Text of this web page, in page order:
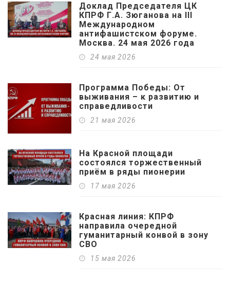
Доклад Председателя ЦК
КПРФ Г.А. Зюганова на III
Международном
антифашистском форуме.
Москва. 24 мая 2026 года
24 мая 2026
Программа Победы: От
выживания – к развитию и
справедливости
21 мая 2026
На Красной площади
состоялся торжественный
приём в ряды пионерии
17 мая 2026
Красная линия: КПРФ
направила очередной
гуманитарный конвой в зону
СВО
15 мая 2026